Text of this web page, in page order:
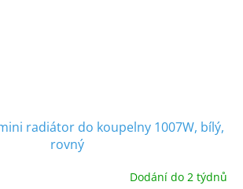
radiátor do koupelny 1007W, bílý,
rovný
Dodání do 2 týdnů